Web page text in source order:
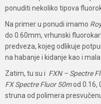
ponuditi nekoliko tipova
Na primer u ponudi imamo
do 0.60mm, vrhunski
predveza, kojeg odlikuje
na habanje i kidanje kao i
Zatim, tu su i FXN – Spectre
FX Spectre Fluor 50mod 0.16,
struna od polimera